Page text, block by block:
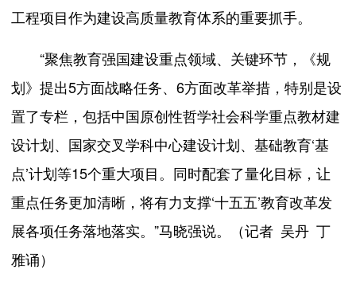
工程项目作为建设高质量教育体系的重要抓手。
“聚焦教育强国建设重点领域、关键环节，《规
划》提出5方面战略任务、6方面改革举措，特别是设
置了专栏，包括中国原创性哲学社会科学重点教材建
设计划、国家交叉学科中心建设计划、基础教育‘基
点’计划等15个重大项目。同时配套了量化目标，让
重点任务更加清晰，将有力支撑‘十五五’教育改革发
展各项任务落地落实。”马晓强说。（记者 吴丹 丁
雅诵）